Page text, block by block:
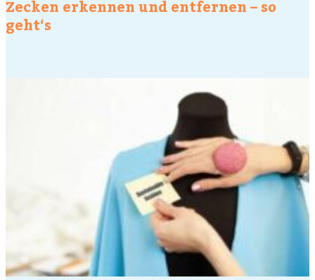
Zecken erkennen und entfernen – so
geht‘s